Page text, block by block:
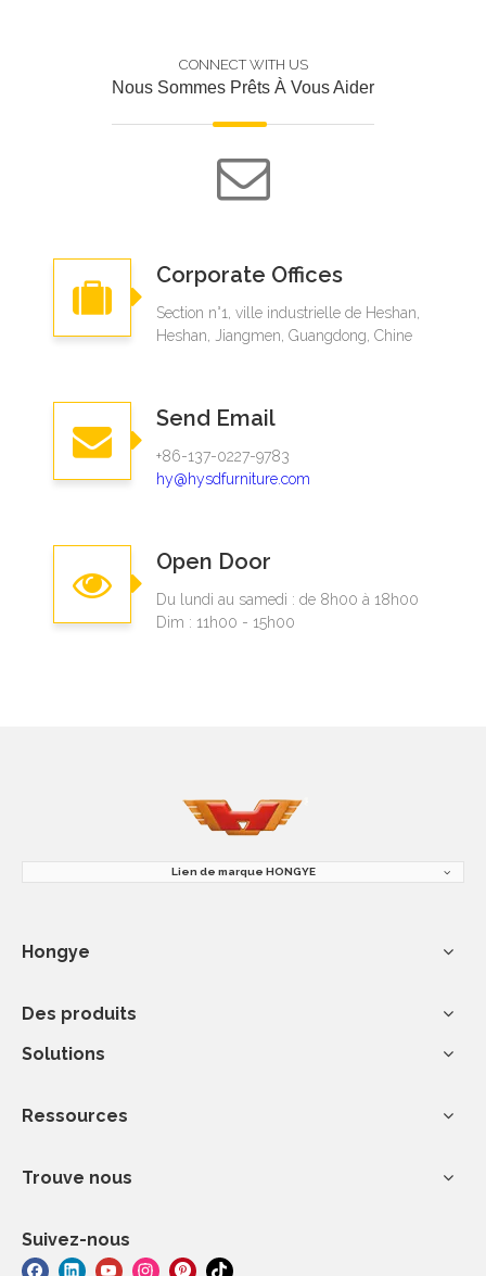
CONNECT WITH US
Nous Sommes Prêts À Vous Aider
Corporate Offices
Section n°1, ville industrielle de Heshan,
Heshan, Jiangmen, Guangdong, Chine
Send Email
+86-137-0227-9783​​​​​​​
hy@hysdfurniture.com
Open Door
Du lundi au samedi : de 8h00 à 18h00
Dim : 11h00 - 15h00
Lien de marque HONGYE
Hongye
Des produits
Solutions
Ressources
Trouve nous
Suivez-nous